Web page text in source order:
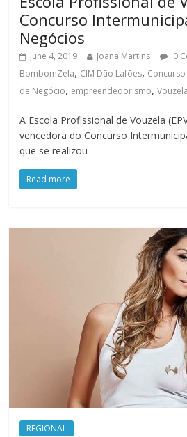
Concurso
Negócios
June 4, 2019 Joana Martins
0
BombomZela, CIM Dão Lafões,
de Negócio, empreendedorismo,Vouzela
A Escola Profissional de Vouzela
vencedora do Concurso
que se realizou
Read more
REGIONAL